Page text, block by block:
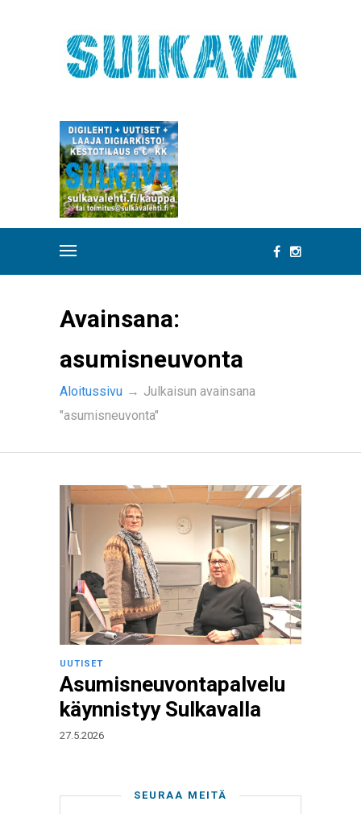
Avainsana:
asumisneuvonta
Aloitussivu → Julkaisun avainsana
"asumisneuvonta"
UUTISET
Asumisneuvontapalvelu
käynnistyy Sulkavalla
27.5.2026
SEURAA MEITÄ